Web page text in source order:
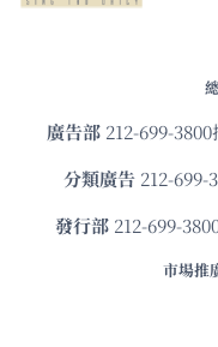
廣告部212-699-3800
分類廣告 212-699-
發⾏部 212-699-
市場推